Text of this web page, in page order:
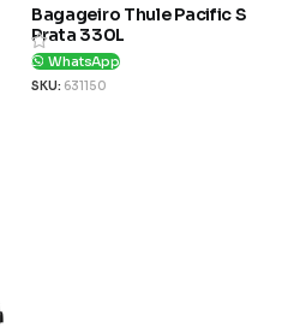
Bagageiro Thule Pacific S
Prata 330L
WhatsApp
SKU: 631150